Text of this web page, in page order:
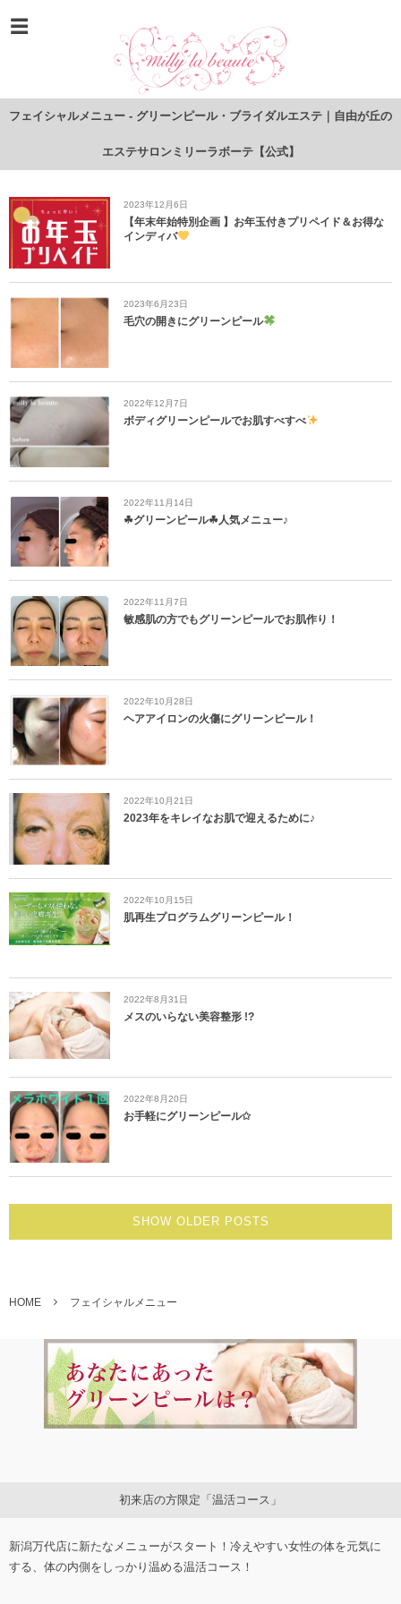
フェイシャルメニュー - グリーンピール・ブライダルエステ｜自由が丘の
エステサロンミリーラボーテ【公式】
2023年12月6日
【年末年始特別企画 】お年玉付きプリペイド＆お得な
インディバ
2023年6月23日
毛穴の開きにグリーンピール
2022年12月7日
ボディグリーンピールでお肌すべすべ
2022年11月14日
☘グリーンピール☘人気メニュー♪
2022年11月7日
敏感肌の方でもグリーンピールでお肌作り！
2022年10月28日
ヘアアイロンの火傷にグリーンピール！
2022年10月21日
2023年をキレイなお肌で迎えるために♪
2022年10月15日
肌再生プログラムグリーンピール！
2022年8月31日
メスのいらない美容整形 !?
2022年8月20日
お手軽にグリーンピール✩
SHOW OLDER POSTS
HOME フェイシャルメニュー
初来店の方限定「温活コース」
新潟万代店に新たなメニューがスタート！冷えやすい女性の体を元気に
する、体の内側をしっかり温める温活コース！